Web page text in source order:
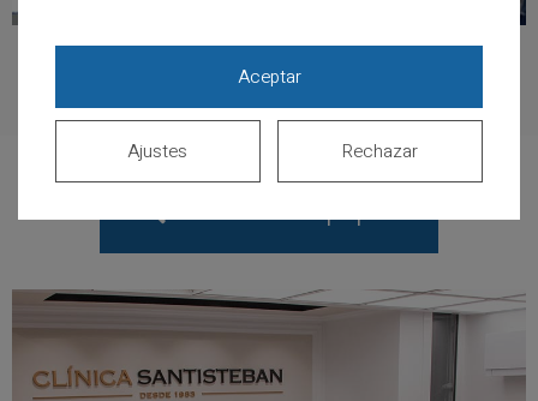
Estética dental
Volver al equipo
Aceptar
Rechazar
Ajustes